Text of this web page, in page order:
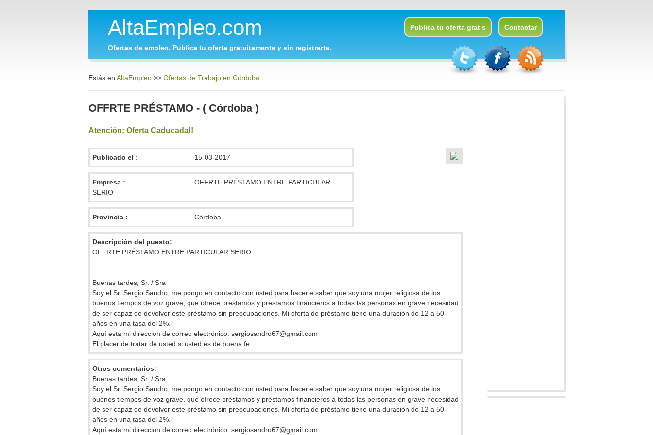
AltaEmpleo.com
Ofertas de empleo. Publica tu oferta gratuitamente y sin registrarte.
Publica tu oferta gratis Contactar
Estás en AltaEmpleo >> Ofertas de Trabajo en Córdoba
OFFRTE PRÉSTAMO - ( Córdoba )
Atención: Oferta Caducada!!
Publicado el : 15-03-2017
Empresa :
OFFRTE PRÉSTAMO ENTRE PARTICULAR
SERIO
Provincia : Córdoba
Descripción del puesto:
OFFRTE PRÉSTAMO ENTRE PARTICULAR SERIO
Buenas tardes, Sr. / Sra
Soy el Sr. Sergio Sandro, me pongo en contacto con usted para hacerle saber que soy una mujer religiosa de los
buenos tiempos de voz grave, que ofrece préstamos y préstamos financieros a todas las personas en grave necesidad
de ser capaz de devolver este préstamo sin preocupaciones. Mi oferta de préstamo tiene una duración de 12 a 50
años en una tasa del 2%.
Aquí está mi dirección de correo electrónico: sergiosandro67@gmail.com
El placer de tratar de usted si usted es de buena fe.
Otros comentarios:
Buenas tardes, Sr. / Sra
Soy el Sr. Sergio Sandro, me pongo en contacto con usted para hacerle saber que soy una mujer religiosa de los
buenos tiempos de voz grave, que ofrece préstamos y préstamos financieros a todas las personas en grave necesidad
de ser capaz de devolver este préstamo sin preocupaciones. Mi oferta de préstamo tiene una duración de 12 a 50
años en una tasa del 2%.
Aquí está mi dirección de correo electrónico: sergiosandro67@gmail.com